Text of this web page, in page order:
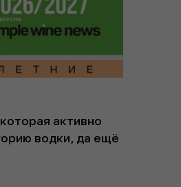
активно
водки, да ещё